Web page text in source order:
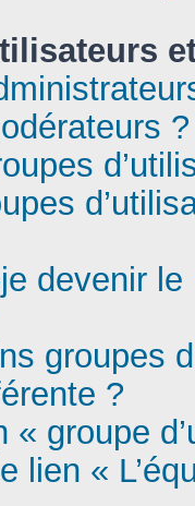
?
devenir le
groupes
?
« groupe
lien «